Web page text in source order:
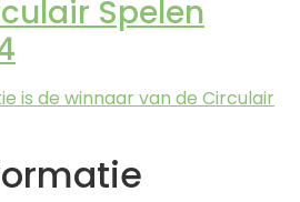
Spelen
is de winnaar van de Circulair